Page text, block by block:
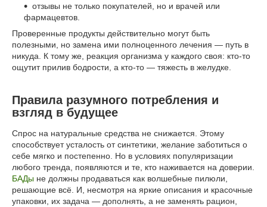
отзывы не только покупателей, но и врачей или
фармацевтов.
Проверенные продукты действительно могут быть
полезными, но замена ими полноценного лечения — путь в
никуда. К тому же, реакция организма у каждого своя: кто-то
ощутит прилив бодрости, а кто-то — тяжесть в желудке.
Правила разумного потребления и
взгляд в будущее
Спрос на натуральные средства не снижается. Этому
способствует усталость от синтетики, желание заботиться о
себе мягко и постепенно. Но в условиях популяризации
любого тренда, появляются и те, кто наживается на доверии.
БАДы не должны продаваться как волшебные пилюли,
решающие всё. И, несмотря на яркие описания и красочные
упаковки, их задача — дополнять, а не заменять рацион,